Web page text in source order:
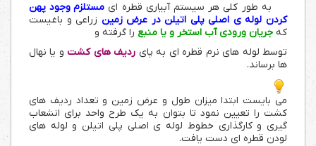
به طور کلی هر سیستم آبیاری قطره ای مستلزم وجود پهن
کردن لوله ی اصلی پلی اتیلن در عرض زمین زراعی و باغیست
که جریان ورودی آب استخر و یا منبع را گرفته و
توسط لوله های نرم قطره ای به پای ردیف های کشتو یا نهال
ها برساند.
می بایست ابتدا میزان طول و عرض زمین و تعداد ردیف های
کشت را تعیین نمود تا بتوان به یک طرح واحد برای انشعاب
گیری و کارگذاری خطوط لوله ی اصلی پلی اتیلن و لوله های
لودن قطره ای دست یافت.